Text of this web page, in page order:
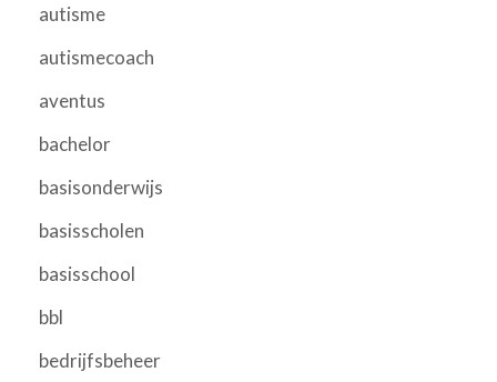
autisme
autismecoach
aventus
bachelor
basisonderwijs
basisscholen
basisschool
bbl
bedrijfsbeheer